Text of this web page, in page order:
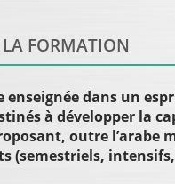
LA FORMATION
enseignée dans un
à développer la
outre l’arabe
(semestriels,